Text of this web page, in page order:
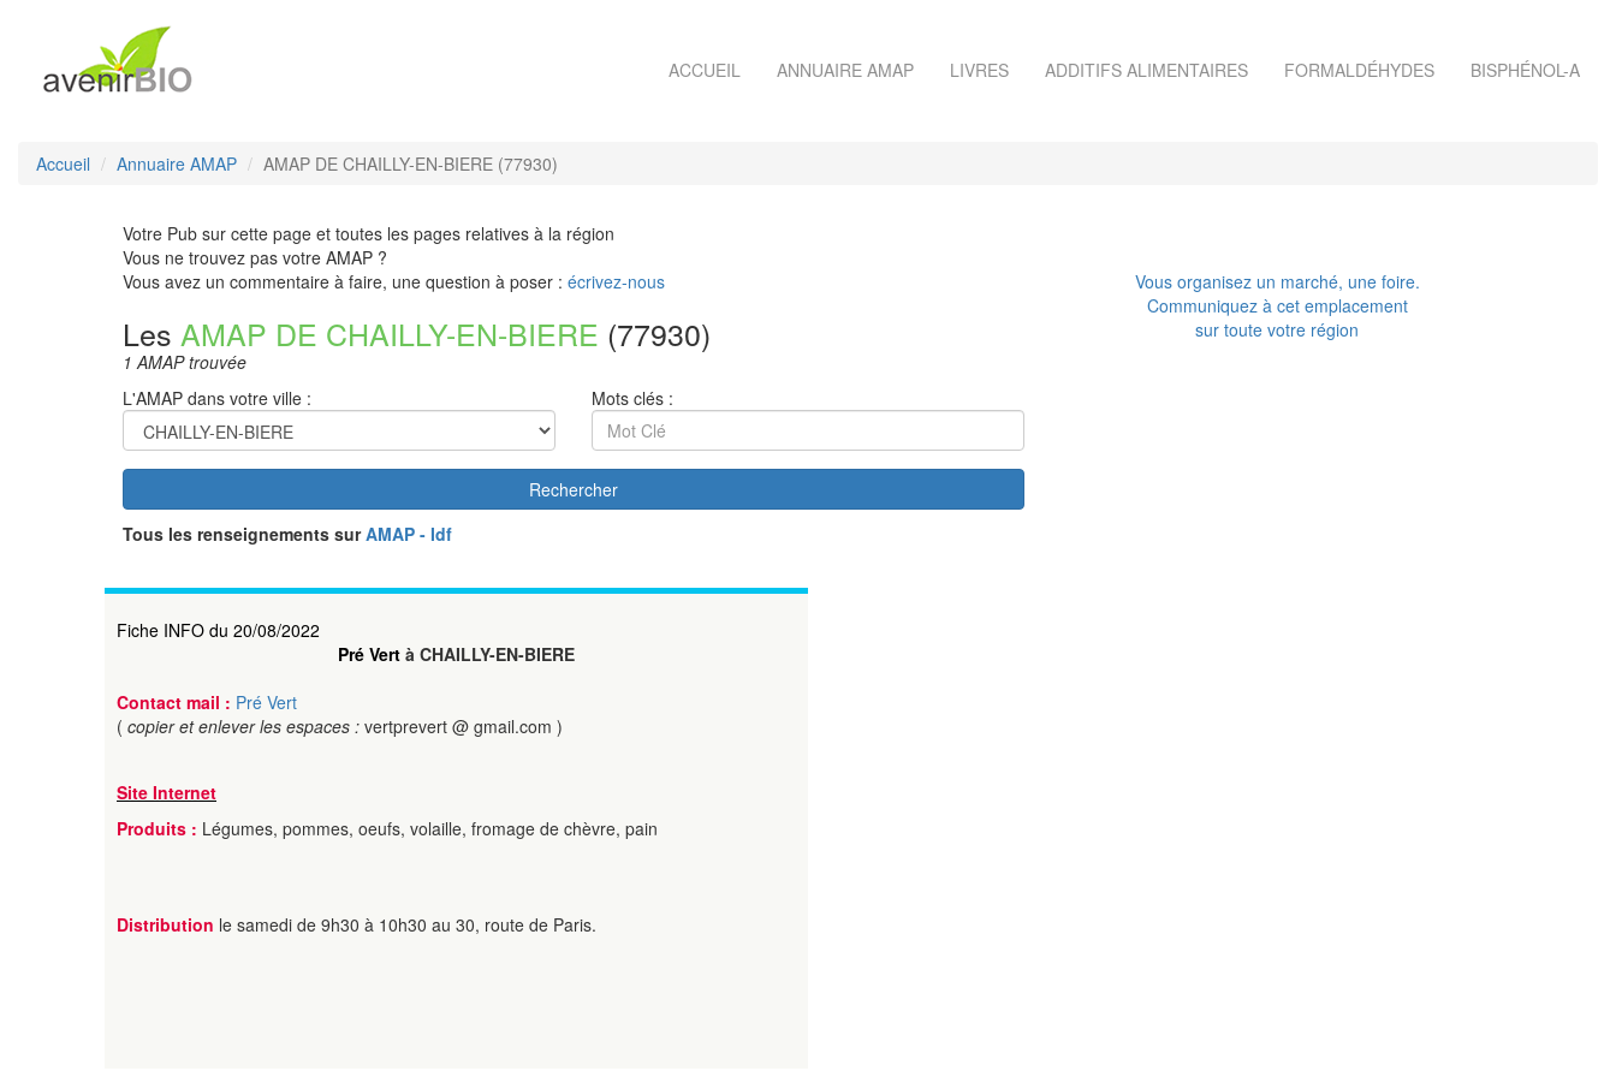
ACCUEIL ANNUAIRE AMAP LIVRES ADDITIFS ALIMENTAIRES FORMALDÉHYDES BISPHÉNOL-A
Accueil Annuaire AMAP AMAP DE CHAILLY-EN-BIERE (77930)
Votre Pub sur cette page et toutes les pages relatives à la région
Vous ne trouvez pas votre AMAP ?
Vous avez un commentaire à faire, une question à poser : écrivez-nous
Les AMAP DE CHAILLY-EN-BIERE (77930)
1 AMAP trouvée
L'AMAP dans votre ville :
Mots clés :
Rechercher
Tous les renseignements surAMAP - Idf
Vous organisez un marché, une foire.
Communiquez à cet emplacement
sur toute votre région
Fiche INFO du 20/08/2022
Pré Vert à CHAILLY-EN-BIERE
Contact mail : Pré Vert
( copier et enlever les espaces : vertprevert @ gmail.com )
Site Internet
Produits : Légumes, pommes, oeufs, volaille, fromage de chèvre, pain
Distribution le samedi de 9h30 à 10h30 au 30, route de Paris.